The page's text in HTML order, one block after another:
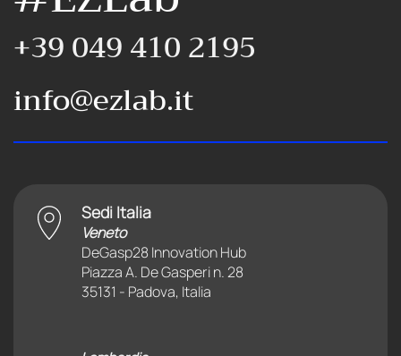
+39 049 410 2195
info@ezlab.it
Sedi Italia
Veneto
DeGasp28 Innovation Hub
Piazza A. De Gasperi n. 28
35131 - Padova, Italia